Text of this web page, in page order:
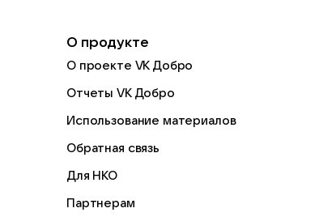
О продукте
О проекте VK Добро
Отчеты VK Добро
Использование материалов
Обратная связь
Для НКО
Партнерам